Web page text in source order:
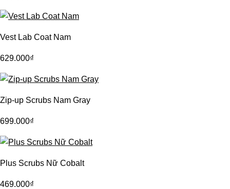
Vest Lab Coat Nam
629.000₫
Zip-up Scrubs Nam Gray
699.000₫
Plus Scrubs Nữ Cobalt
469.000₫